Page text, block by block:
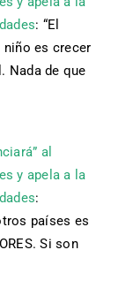
: “El
niño es crecer
Nada de que
al
y apela a la
:
países es
Si son